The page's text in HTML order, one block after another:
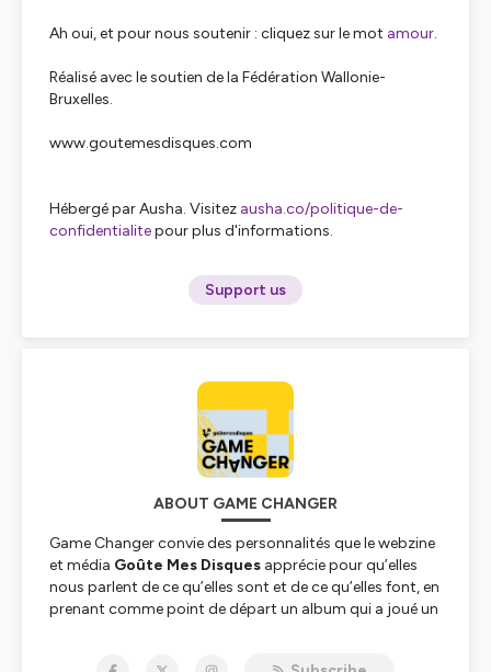
Ah oui, et pour nous soutenir : cliquez sur le mot amour.
Réalisé avec le soutien de la Fédération Wallonie-
Bruxelles.
www.goutemesdisques.com
Hébergé par Ausha. Visitez ausha.co/politique-de-
confidentialitepour plus d'informations.
Support us
ABOUT GAME CHANGER
Game Changerconvie des personnalités que le webzine
et média Goûte Mes Disques apprécie pour qu’elles
nous parlent de ce qu’elles sont et de ce qu’elles font,en
prenant comme point de départ un album qui a joué un